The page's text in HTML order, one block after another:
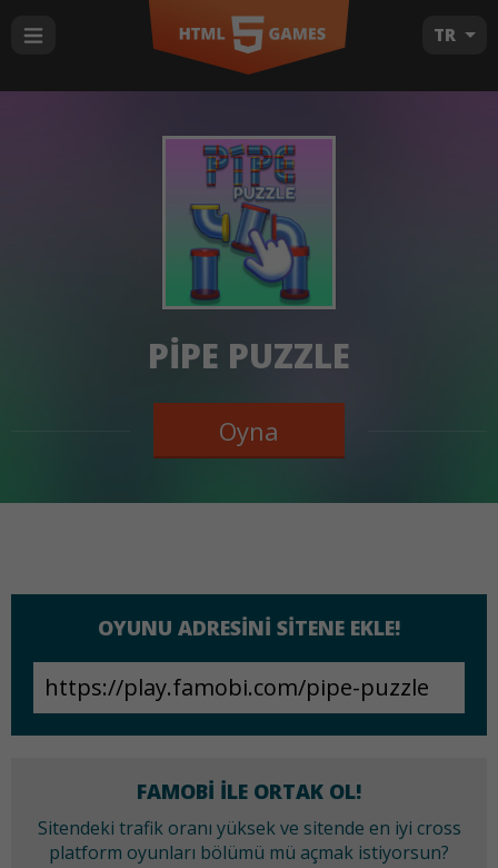
TR
PIPE PUZZLE
Oyna
OYUNU ADRESINI SITENE EKLE!
FAMOBI ILE ORTAK OL!
Sitendeki trafik oranı yüksek ve sitende en iyi cross
platform oyunları bölümü mü açmak istiyorsun?